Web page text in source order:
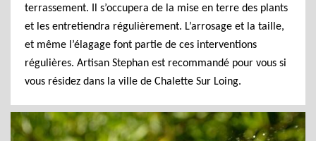
terrassement. Il s’occupera de la mise en terre des plants
et les entretiendra régulièrement. L’arrosage et la taille,
et même l’élagage font partie de ces interventions
régulières. Artisan Stephan est recommandé pour vous si
vous résidez dans la ville de Chalette Sur Loing.